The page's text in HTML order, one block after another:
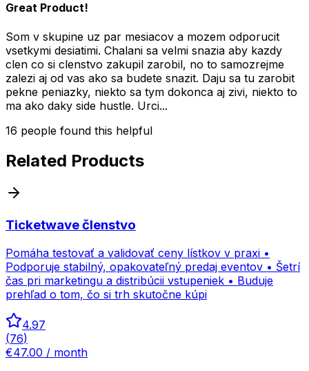
Great Product!
Som v skupine uz par mesiacov a mozem odporucit
vsetkymi desiatimi. Chalani sa velmi snazia aby kazdy
clen co si clenstvo zakupil zarobil, no to samozrejme
zalezi aj od vas ako sa budete snazit. Daju sa tu zarobit
pekne peniazky, niekto sa tym dokonca aj zivi, niekto to
ma ako daky side hustle. Urci...
16 people found this helpful
Related Products
Ticketwave členstvo
Pomáha testovať a validovať ceny lístkov v praxi •
Podporuje stabilný, opakovateľný predaj eventov • Šetrí
čas pri marketingu a distribúcii vstupeniek • Buduje
prehľad o tom, čo si trh skutočne kúpi
4.97
(76)
€47.00 / month